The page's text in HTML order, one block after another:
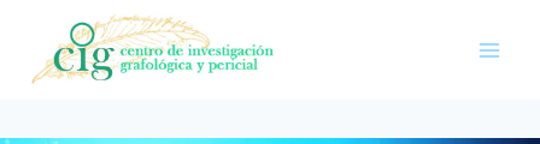
contenido